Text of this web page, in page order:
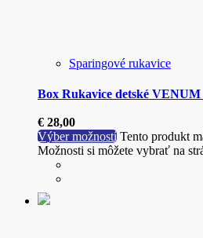
Sparingové rukavice
Box Rukavice detské
€ 28,00
Výber možností Tento produkt
Možnosti si môžete vybrať na